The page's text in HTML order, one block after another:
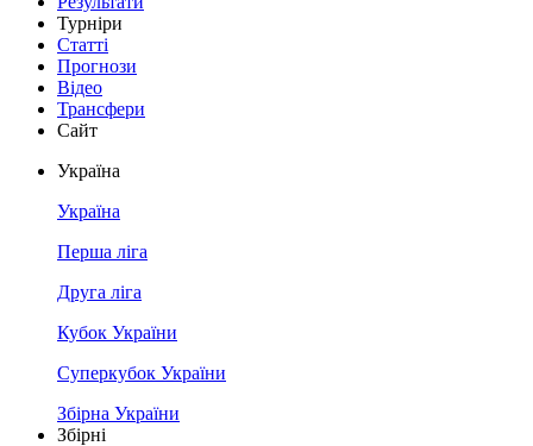
Турніри
Статті
Прогнози
Відео
Трансфери
Сайт
Україна
Україна
Перша ліга
Друга ліга
Кубок України
Суперкубок України
Збірна України
Збірні